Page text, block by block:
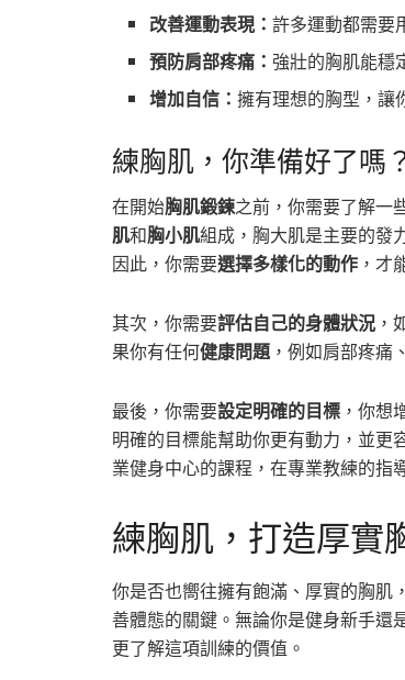
改善運動表現：許多運動都需要
預防肩部疼痛：強壯的胸肌能穩
增加自信：擁有理想的胸型，讓
練胸肌，你準備好了嗎
在開始胸肌鍛鍊之前，你需要了解一
肌和胸小肌組成，胸大肌是主要的發
因此，你需要選擇多樣化的動作 ，才
其次，你需要評估自己的身體狀況 ，
果你有任何健康問題，例如肩部疼痛
最後，你需要設定明確的目標 ，你想
明確的目標能幫助你更有動力，並更
業健身中心的課程，在專業教練的指
練胸肌，打造厚實
你是否也嚮往擁有飽滿、厚實的胸肌
善體態的關鍵。無論你是健身新手還
更了解這項訓練的價值。